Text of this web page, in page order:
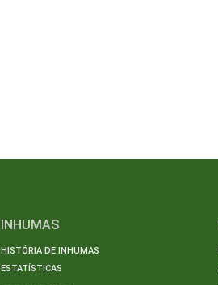
INHUMAS
HISTÓRIA DE INHUMAS
ESTATÍSTICAS